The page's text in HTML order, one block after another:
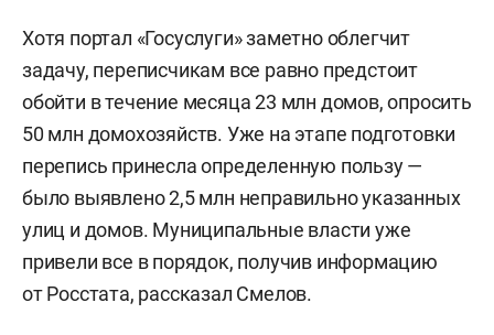
Хотя портал «Госуслуги» заметно облегчит
задачу, переписчикам все равно предстоит
обойти в течение месяца 23 млн домов, опросить
50 млн домохозяйств. Уже на этапе подготовки
перепись принесла определенную пользу —
было выявлено 2,5 млн неправильно указанных
улиц и домов. Муниципальные власти уже
привели все в порядок, получив информацию
от Росстата, рассказал Смелов.